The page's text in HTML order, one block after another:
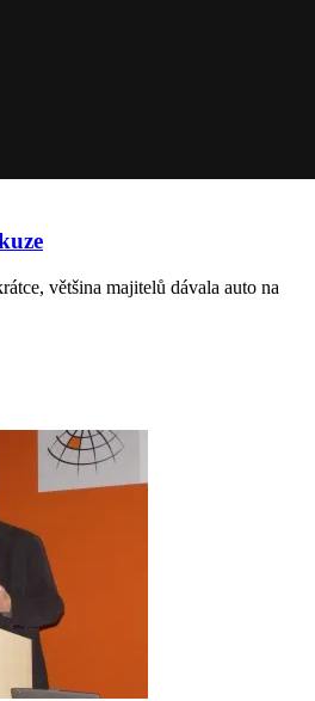
většina majitelů dávala auto na